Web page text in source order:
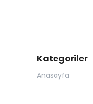
Kategoriler
Anasayfa